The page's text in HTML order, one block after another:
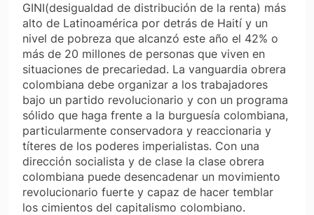
GINI(desigualdad de distribución de la renta) más
alto de Latinoamérica por detrás de Haití y un
nivel de pobreza que alcanzó este año el 42% o
más de 20 millones de personas que viven en
situaciones de precariedad. La vanguardia obrera
colombiana debe organizar a los trabajadores
bajo un partido revolucionario y con un programa
sólido que haga frente a la burguesía colombiana,
particularmente conservadora y reaccionaria y
títeres de los poderes imperialistas. Con una
dirección socialista y de clase la clase obrera
colombiana puede desencadenar un movimiento
revolucionario fuerte y capaz de hacer temblar
los cimientos del capitalismo colombiano.